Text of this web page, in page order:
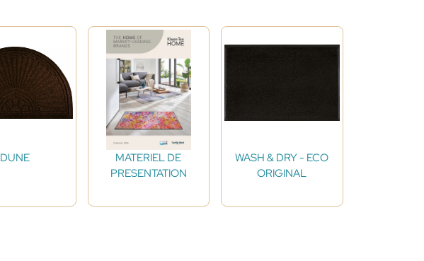
DUNE
MATERIEL DE
PRESENTATION
WASH & DRY - ECO
ORIGINAL